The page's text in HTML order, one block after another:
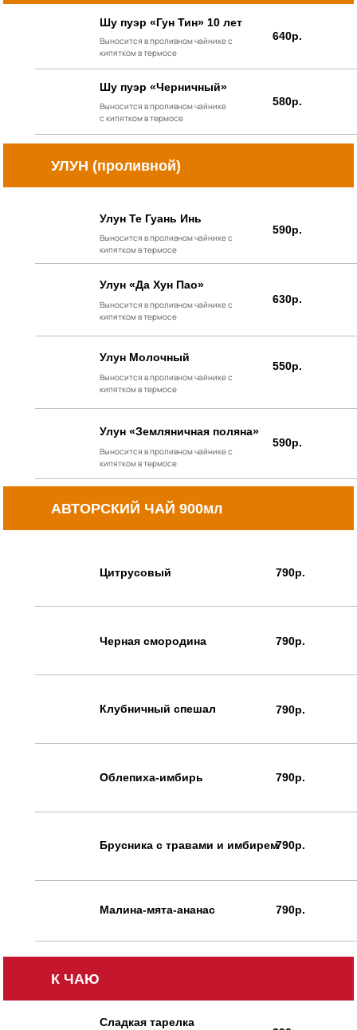
Выносится в проливном чайнике с
кипятком в термосе
Шу пуэр «Гун Тин» 10 лет
640р.
Выносится в проливном чайнике
с кипятком в термосе
Шу пуэр «Черничный»
580р.
УЛУН (проливной)
Улун Те Гуань Инь
590р.
Выносится в проливном чайнике с
кипятком в термосе
Выносится в проливном чайнике с
кипятком в термосе
Улун «Да Хун Пао»
630р.
Выносится в проливном чайнике с
кипятком в термосе
Улун «Земляничная поляна»
590р.
550р.
Улун Молочный
Выносится в проливном чайнике с
кипятком в термосе
АВТОРСКИЙ ЧАЙ 900мл
Цитрусовый 790р.
Черная смородина 790р.
Облепиха-имбирь 790р.
Брусника с травами и имбирем790р.
790р.
Клубничный спешал
Малина-мята-ананас 790р.
К ЧАЮ
Сладкая тарелка